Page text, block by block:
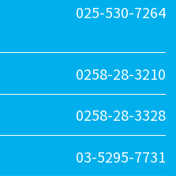
025-530-7264
0258-28-3210
0258-28-3328
03-5295-7731